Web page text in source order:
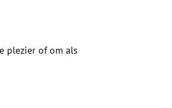
plezier of om als